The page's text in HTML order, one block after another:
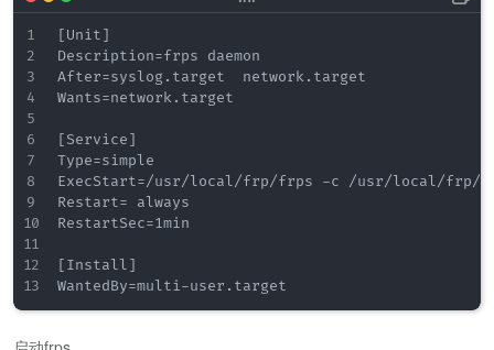
[Unit]
Description=frps daemon
After=syslog.target  network.target
Wants=network.target
[Service]
Type=simple
ExecStart=/usr/local/frp/frps -c /usr/local/frp/
Restart= always
RestartSec=1min
[Install]